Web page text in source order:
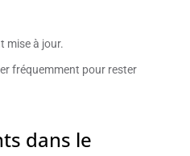
mise à jour.
fréquemment pour rester
dans le